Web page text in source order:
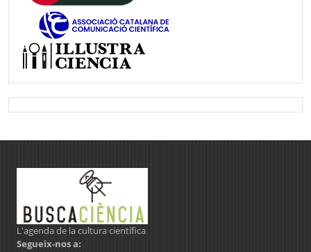
L'agenda de la cultura científica
Segueix-nos a: